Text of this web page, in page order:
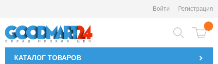
Войти Регистрация
КАТАЛОГ ТОВАРОВ